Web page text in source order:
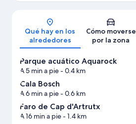
Qué hay en los
alrededores
Cómo moverse
por la zona
Parque acuático Aquarock
A 5 min a pie- 0.4 km
Cala Bosch
A 6 min a pie- 0.6 km
Faro de Cap d'Artrutx
A 16 min a pie- 1.4 km